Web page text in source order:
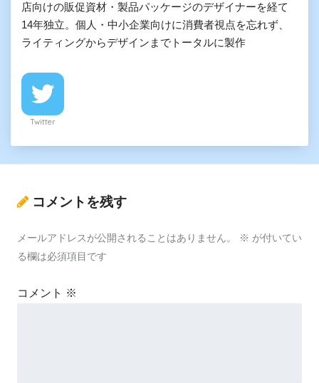
店向けの販促資材・製品パッケージのデザイナーを経て
14年独立。個人・中小企業向けに消費者視点を忘れず、
ライティングからデザインまでトータルに製作
Twitter
コメントを残す
メールアドレスが公開されることはありません。 ※ が付いてい
る欄は必須項目です
コメント ※